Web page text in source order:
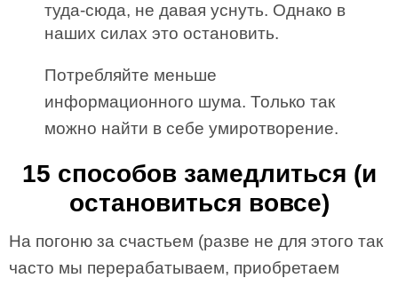
туда-сюда, не давая уснуть. Однако в
наших силах это остановить.
Потребляйте меньше
информационного шума. Только так
можно найти в себе умиротворение.
15 способов замедлиться (и
остановиться вовсе)
На погоню за счастьем (разве не для этого так
часто мы перерабатываем, приобретаем